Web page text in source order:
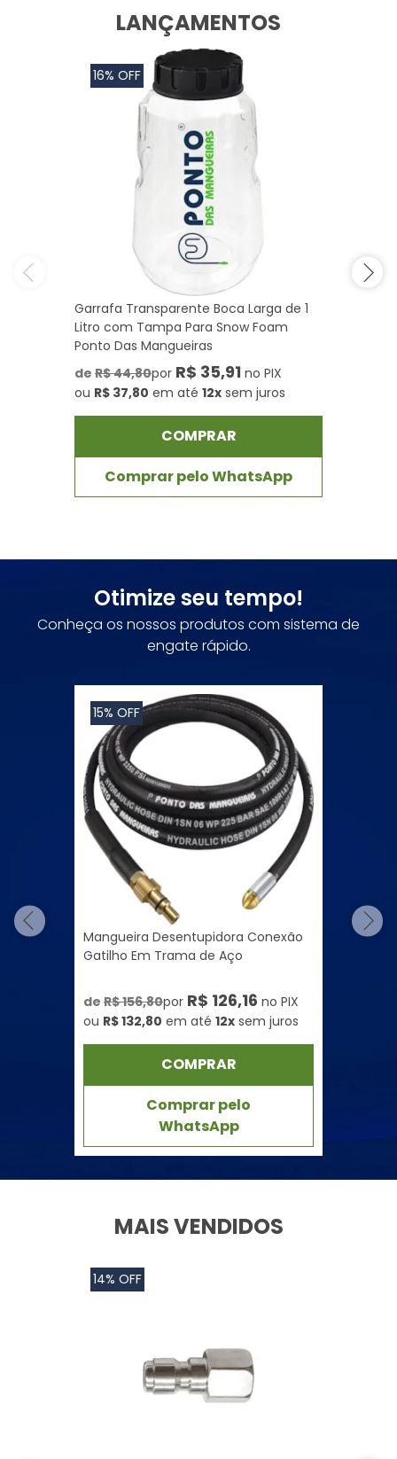
LANÇAMENTOS
16% OFF
Garrafa Transparente Boca Larga de 1
Litro com Tampa Para Snow Foam
Ponto Das Mangueiras
de R$ 44,80por R$ 35,91 no PIX
ou R$ 37,80 em até 12x sem juros
COMPRAR
Comprar pelo WhatsApp
Otimize seu tempo!
Conheça os nossos produtos com sistema de
engate rápido.
15% OFF
Mangueira Desentupidora Conexão
Gatilho Em Trama de Aço
de R$ 156,80por R$ 126,16 no PIX
ou R$ 132,80 em até 12x sem juros
COMPRAR
Comprar pelo
WhatsApp
MAIS VENDIDOS
14% OFF